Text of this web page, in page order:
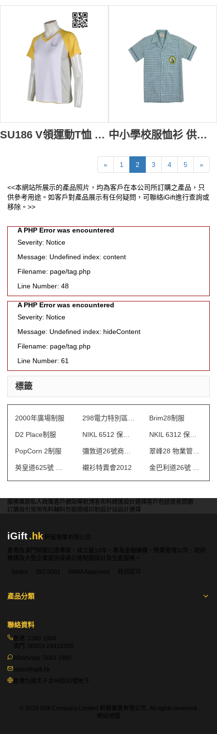
SU186 V領運動T恤 來版訂造 體育校服T恤 吸濕排汗校服T T恤專門店 中小學校服恤衫 供應訂購 學校Logo繡花恤衫格仔紋恤衫上衣 恤衫專門店 男兒 夏季 校服 SU185
« 1 2 3 4 5 »
<<本網站所展示的產品照片，均為客戶在本公司所訂購之產品，只
供參考用途。如客戶對產品展示有任何疑問，可聯絡iGift進行查詢或
移除。>>
A PHP Error was encountered
Severity: Notice
Message: Undefined index: content
Filename: page/tag.php
Line Number: 48
A PHP Error was encountered
Severity: Notice
Message: Undefined index: hideContent
Filename: page/tag.php
Line Number: 61
標籤
2000年廣場制服 Brim28制服
D2 Place制服 NIKL 6512 保安制服
PopCorn 2制服 彌敦道26號商場 制服
襯衫特賣會2012
服務條款私人政策客戶 網站導航博客布料總匯設計選擇客戶包括常見問題
訂購指引 常用布料輔料包裝 圖樣印制 設計站設計選擇
iGift.hk
軒龍實業有限公司
香港及澳門制服訂造專家，成立逾18年，專為金融機構、物業管理公司、政府
機構及大型企業提供度身訂造制服設計及生產服務。
Sedex
ISO 9001 FAMA Approved 政府認可
產品分類
聯絡資料
香港: 2360 1900
澳門: 00853-28410350
WhatsApp: 5661 1880
sales@igift.hk
香港九龍太子汝州街50號地下
© 2026 iGift Company Limited 軒龍實業有限公司. All rights reserved.
網站地圖